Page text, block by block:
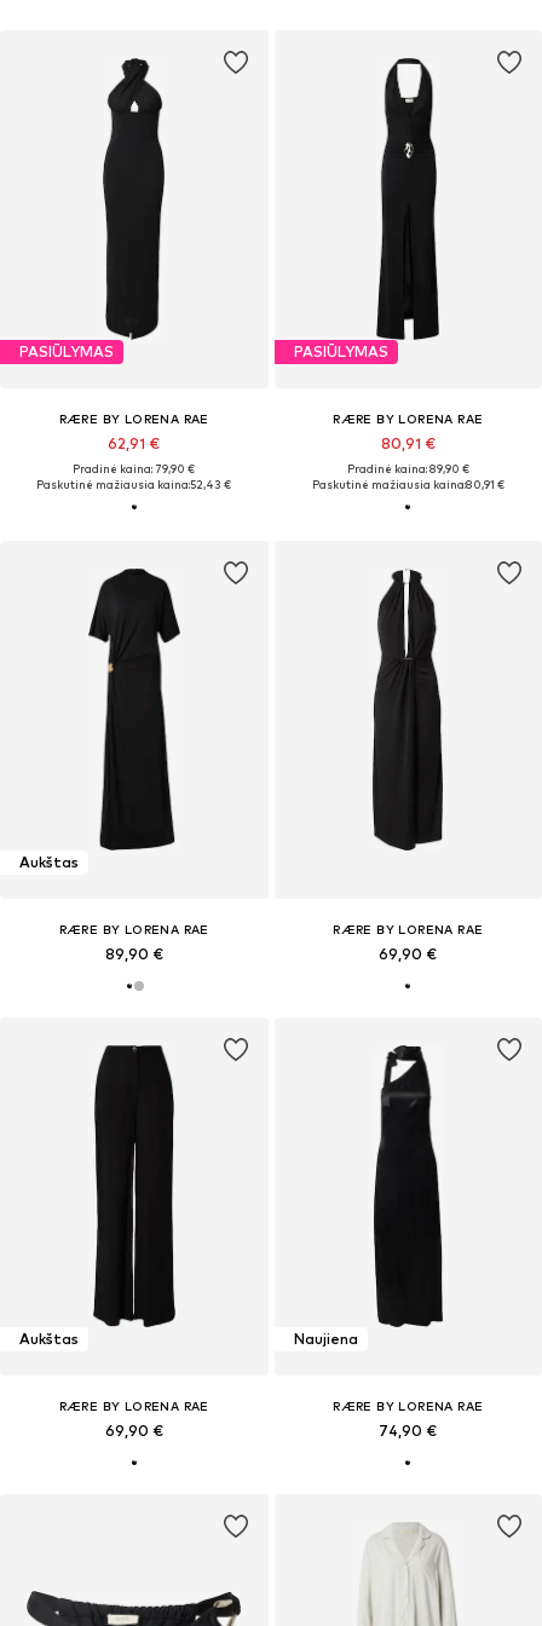
PASIŪLYMAS
RÆRE BY LORENA RAE
62,91 €
Pradinė kaina: 79,90 €
Paskutinė mažiausia kaina:52,43 €
PASIŪLYMAS
RÆRE BY LORENA RAE
80,91 €
Pradinė kaina: 89,90 €
Paskutinė mažiausia kaina:80,91 €
Aukštas
RÆRE BY LORENA RAE
89,90 €
RÆRE BY LORENA RAE
69,90 €
Aukštas
RÆRE BY LORENA RAE
69,90 €
Naujiena
RÆRE BY LORENA RAE
74,90 €